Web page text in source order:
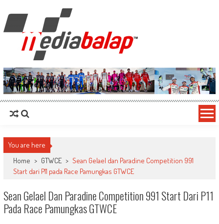
MediaBalap.com | Informasi Balap
Terupdate
Seputar MotoGP GP2 GP3 F2 F3 SERI ASIA LMP2 F1 dll
You are here
Home > GTWCE > Sean Gelael dan Paradine Competition 991
Start dari P11 pada Race Pamungkas GTWCE
Sean Gelael Dan Paradine Competition 991 Start Dari P11
Pada Race Pamungkas GTWCE